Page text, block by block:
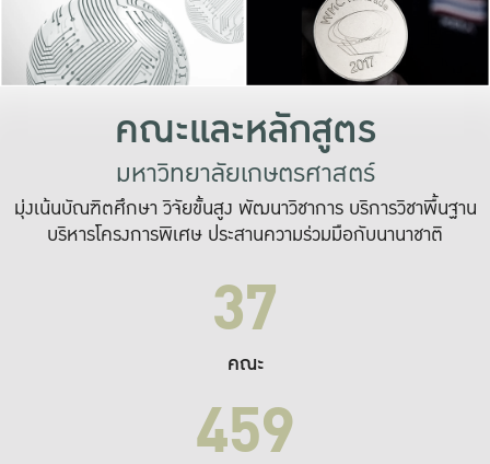
เปลี่ยนแปลง แล
เพื่อทำง
ระบบสารสนเทศ
คณะและหลักสูตร
มหาวิทยาลัยเกษตรศาสตร์
มุ่งเน้นบัณฑิตศึกษา วิจัยขั้นสูง พัฒนาวิชาการ บริการวิชาพื้นฐาน
บริหารโครงการพิเศษ ประสานความร่วมมือกับนานาชาติ
37
คณะ
459